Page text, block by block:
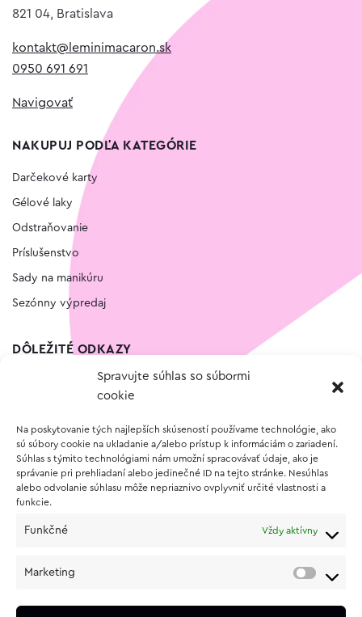
Spravujte súhlas so súbormi
cookie
Na poskytovanie tých najlepších skúseností používame technológie, ako
sú súbory cookie na ukladanie a/alebo prístup k informáciám o zariadení.
Súhlas s týmito technológiami nám umožní spracovávať údaje, ako je
správanie pri prehliadaní alebo jedinečné ID na tejto stránke. Nesúhlas
alebo odvolanie súhlasu môže nepriaznivo ovplyvniť určité vlastnosti a
funkcie.
Funkčné Vždy aktívny
Marketing
821 04, Bratislava
kontakt@leminimacaron.sk
0950 691 691
Navigovať
NAKUPUJ PODĽA KATEGÓRIE
Darčekové karty
Gélové laky
Odstraňovanie
Príslušenstvo
Sady na manikúru
Sezónny výpredaj
DÔLEŽITÉ ODKAZY
Vernostný program
O NÁKUPE
Vrátenie a reklamácia tovaru